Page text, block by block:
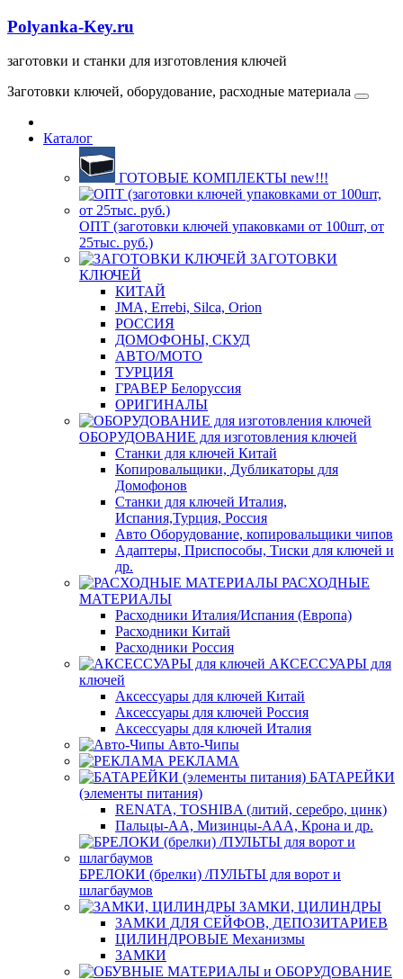
Polyanka-Key.ru
заготовки и станки для изготовления ключей
Заготовки ключей, оборудование, расходные материала
Каталог
ГОТОВЫЕ КОМПЛЕКТЫ new!!!
ОПТ (заготовки ключей упаковками от 100шт, от
25тыс. руб.)
ЗАГОТОВКИ
КЛЮЧЕЙ
КИТАЙ
JMA, Errebi, Silca, Orion
РОССИЯ
ДОМОФОНЫ, СКУД
ABTO/МОТО
ТУРЦИЯ
ГРАВЕР Белоруссия
ОРИГИНАЛЫ
ОБОРУДОВАНИЕ для изготовления ключей
Станки для ключей Китай
Копировальщики, Дубликаторы для
Домофонов
Станки для ключей Италия,
Испания,Турция, Россия
Авто Оборудование, копировальщики чипов
Адаптеры, Приспособы, Тиски для ключей и
др.
РАСХОДНЫЕ
МАТЕРИАЛЫ
Расходники Италия/Испания (Европа)
Расходники Китай
Расходники Россия
АКСЕССУАРЫ для
ключей
Аксессуары для ключей Китай
Аксессуары для ключей Россия
Аксессуары для ключей Италия
Авто-Чипы
РЕКЛАМА
БАТАРЕЙКИ
(элементы питания)
RENATA, TOSHIBA (литий, серебро, цинк)
Пальцы-АА, Мизинцы-ААА, Крона и др.
БРЕЛОКИ (брелки) /ПУЛЬТЫ для ворот и
шлагбаумов
ЗАМКИ, ЦИЛИНДРЫ
ЗАМКИ ДЛЯ СЕЙФОВ, ДЕПОЗИТАРИЕВ
ЦИЛИНДРОВЫЕ Механизмы
ЗАМКИ